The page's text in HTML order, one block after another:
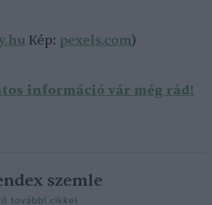
Kép: pexels.com)
információ vár még rád!
szemle
további cikkei